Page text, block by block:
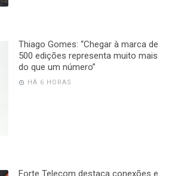
Thiago Gomes: “Chegar à marca de
500 edições representa muito mais
do que um número”
HÁ 6 HORAS
Forte Telecom destaca conexões e